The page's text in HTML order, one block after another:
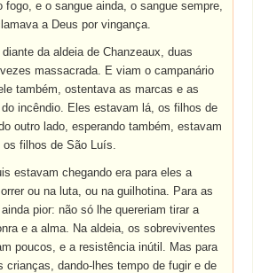
fogo, e o sangue ainda, o sangue sempre,
a Deus por vingança.
da aldeia de Chanzeaux, duas
massacrada. E viam o campanário
também, ostentava as marcas e as
incêndio. Eles estavam lá, os filhos de
outro lado, esperando também, estavam
filhos de São Luís.
estavam chegando era para eles a
ou na luta, ou na guilhotina. Para as
pior: não só lhe quereriam tirar a
e a alma. Na aldeia, os sobreviventes
poucos, e a resistência inútil. Mas para
crianças, dando-lhes tempo de fugir e de